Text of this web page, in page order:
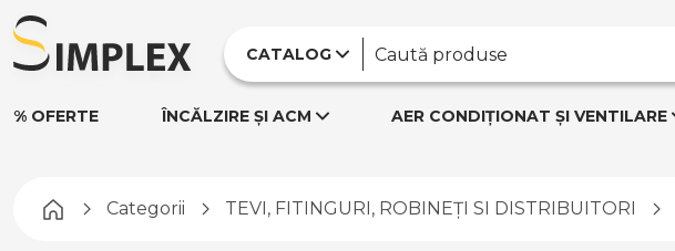
CATALOG
% OFERTE ÎNCĂLZIRE ȘI ACM AER CONDIȚIONAT ȘI VENTILARE
Pagina principală
Categorii TEVI, FITINGURI, ROBINEȚI SI DISTRIBUITORI